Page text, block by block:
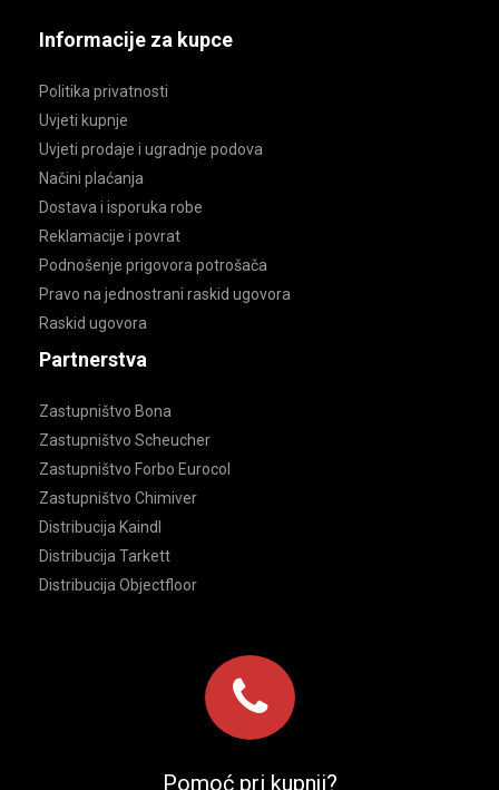
Informacije za kupce
Politika privatnosti
Uvjeti kupnje
Uvjeti prodaje i ugradnje podova
Načini plaćanja
Dostava i isporuka robe
Reklamacije i povrat
Podnošenje prigovora potrošača
Pravo na jednostrani raskid ugovora
Raskid ugovora
Partnerstva
Zastupništvo Bona
Zastupništvo Scheucher
Zastupništvo Forbo Eurocol
Zastupništvo Chimiver
Distribucija Kaindl
Distribucija Tarkett
Distribucija Objectfloor
Pomoć pri kupnji?